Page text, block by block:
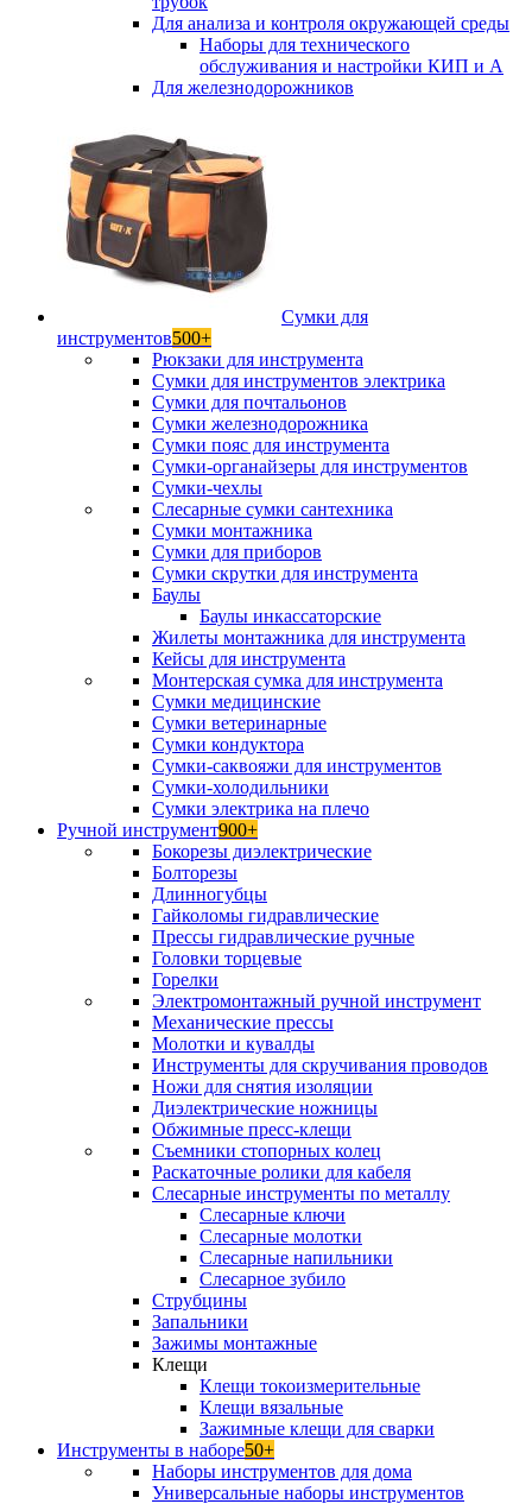
Для анализа и контроля окружающей среды
Наборы для технического
обслуживания и настройки КИП и А
Для железнодорожников
Сумки для
инструментов500+
Рюкзаки для инструмента
Сумки для инструментов электрика
Сумки для почтальонов
Сумки железнодорожника
Сумки пояс для инструмента
Сумки-органайзеры для инструментов
Сумки-чехлы
Слесарные сумки сантехника
Сумки монтажника
Сумки для приборов
Сумки скрутки для инструмента
Баулы
Баулы инкассаторские
Жилеты монтажника для инструмента
Кейсы для инструмента
Монтерская сумка для инструмента
Сумки медицинские
Сумки ветеринарные
Сумки кондуктора
Сумки-саквояжи для инструментов
Сумки-холодильники
Сумки электрика на плечо
Ручной инструмент900+
Бокорезы диэлектрические
Болторезы
Длинногубцы
Гайколомы гидравлические
Прессы гидравлические ручные
Головки торцевые
Горелки
Электромонтажный ручной инструмент
Механические прессы
Молотки и кувалды
Инструменты для скручивания проводов
Ножи для снятия изоляции
Диэлектрические ножницы
Обжимные пресс-клещи
Съемники стопорных колец
Раскаточные ролики для кабеля
Слесарные инструменты по металлу
Слесарные ключи
Слесарные молотки
Слесарные напильники
Слесарное зубило
Струбцины
Запальники
Зажимы монтажные
Клещи
Клещи токоизмерительные
Клещи вязальные
Зажимные клещи для сварки
Инструменты в наборе50+
Наборы инструментов для дома
Универсальные наборы инструментов